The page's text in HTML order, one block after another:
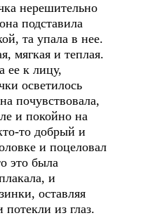
нерешительно
подставила
та упала в нее.
мягкая и теплая.
ее к лицу,
осветилось
почувствовала,
и покойно на
то добрый и
и поцеловал
это была
и
оставляя
из глаз.